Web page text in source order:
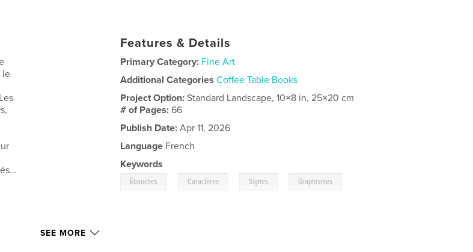
le
Features & Details
Primary Category: Fine Art
Additional Categories Coffee Table Books
Project Option:Standard Landscape, 10×8 in, 25×20 cm
# of Pages:66
Publish Date: Apr 11, 2026
Language French
Keywords
Ébauches Caractères Signes Graphismes
SEE MORE